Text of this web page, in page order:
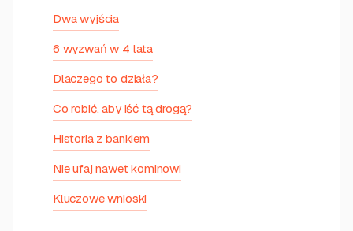
Dwa wyjścia
6 wyzwań w 4 lata
Dlaczego to działa?
Co robić, aby iść tą drogą?
Historia z bankiem
Nie ufaj nawet kominowi
Kluczowe wnioski